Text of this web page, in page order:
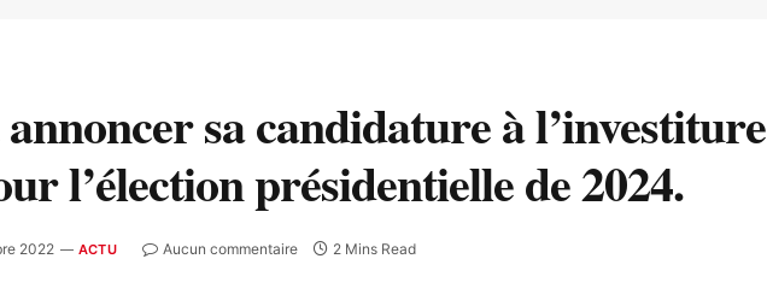
sa candidature à l’investiture
l’élection présidentielle de 2024.
2022 ACTU Aucun commentaire 2 Mins Read